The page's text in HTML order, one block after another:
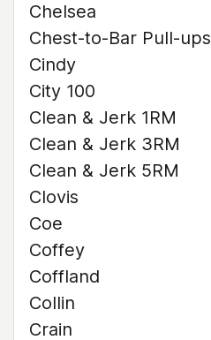
Chelsea
Chest-to-Bar Pull-ups
Cindy
City 100
Clean & Jerk 1RM
Clean & Jerk 3RM
Clean & Jerk 5RM
Clovis
Coe
Coffey
Coffland
Collin
Crain